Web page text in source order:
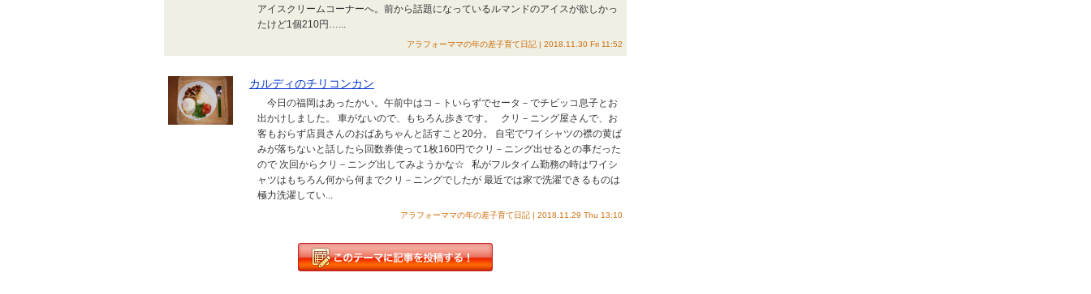
アイスクリームコーナーへ。前から話題になっているルマンドのアイスが欲しかっ
たけど1個210円…...
アラフォーママの年の差子育て日記 | 2018.11.30 Fri 11:52
カルディのチリコンカン
今日の福岡はあったかい。午前中はコ－トいらずでセータ－でチビッコ息子とお
出かけしました。 車がないので、もちろん歩きです。 クリ－ニング屋さんで、お
客もおらず店員さんのおばあちゃんと話すこと20分。 自宅でワイシャツの襟の黄ば
みが落ちないと話したら回数券使って1枚160円でクリ－ニング出せるとの事だった
ので 次回からクリ－ニング出してみようかな☆ 私がフルタイム勤務の時はワイシ
ャツはもちろん何から何までクリ－ニングでしたが 最近では家で洗濯できるものは
極力洗濯してい...
アラフォーママの年の差子育て日記 | 2018.11.29 Thu 13:10